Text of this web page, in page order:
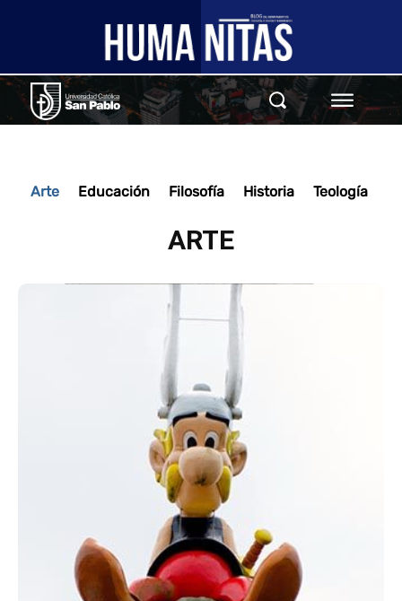
Arte Educación Filosofía Historia Teología
ARTE